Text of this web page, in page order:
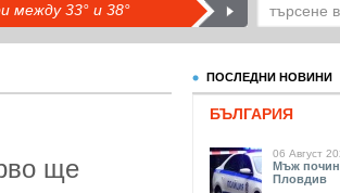
между 33° и 38°
ще
ПОСЛЕДНИ НОВИНИ
БЪЛГАРИЯ
06 Август
Мъж
Пловдив